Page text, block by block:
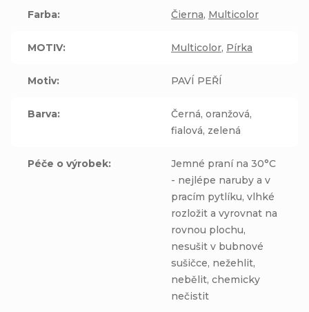
Farba: Čierna, Multicolor
MOTIV: Multicolor, Pírka
Motiv: PAVÍ PEŘÍ
Barva:
Černá, oranžová,
fialová, zelená
Péče o výrobek:
Jemné praní na 30°C
- nejlépe naruby a v
pracím pytlíku, vlhké
rozložit a vyrovnat na
rovnou plochu,
nesušit v bubnové
sušičce, nežehlit,
nebělit, chemicky
nečistit